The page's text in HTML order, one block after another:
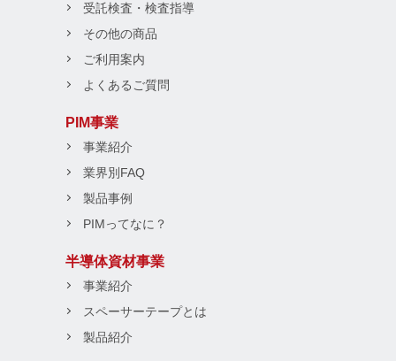
受託検査・検査指導
その他の商品
ご利用案内
よくあるご質問
PIM事業
事業紹介
業界別FAQ
製品事例
PIMってなに？
半導体資材事業
事業紹介
スペーサーテープとは
製品紹介